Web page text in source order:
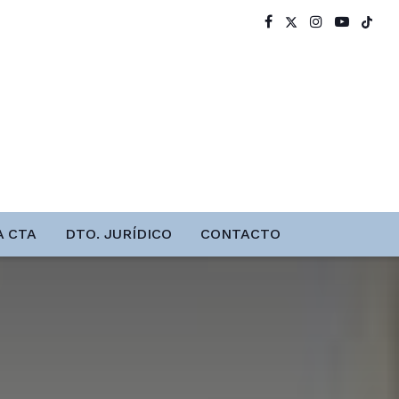
CTA DTO. JURÍDICO CONTACTO